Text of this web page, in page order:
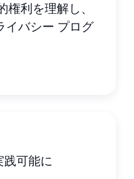
利を理解し、
イバシー プログ
践可能に